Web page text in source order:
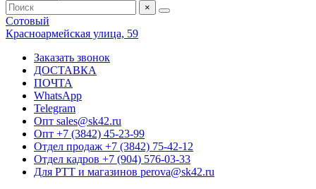
×
Сотовый
Красноармейская улица, 59
Заказать звонок
ДОСТАВКА
ПОЧТА
WhatsApp
Telegram
Опт sales@sk42.ru
Опт +7 (3842) 45-23-99
Отдел продаж +7 (3842) 75-42-12
Отдел кадров +7 (904) 576-03-33
Для РТТ и магазинов perova@sk42.ru